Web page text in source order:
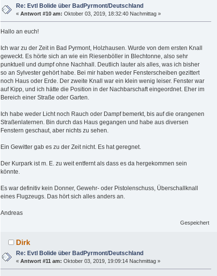
Re: Evtl Bolide über BadPyrmont/Deutschland
«Antwort #10 am: Oktober 03, 2019, 18:32:40 Nachmittag »
Hallo an euch!
Ich war zu der Zeit in Bad Pyrmont, Holzhausen. Wurde von dem ersten Knall
geweckt. Es hörte sich an wie ein Riesenböller in Blechtonne, also sehr
punktuell und dumpf ohne Nachhall. Deutlich lauter als alles, was ich bisher
so an Sylvester gehört habe. Bei mir haben weder Fensterscheiben gezittert
noch Haus oder Erde. Der zweite Knall war ein klein wenig leiser. Fenster war
auf Kipp, und ich hätte die Position in der Nachbarschaft eingeordnet. Eher im
Bereich einer Straße oder Garten.
Ich habe weder Licht noch Rauch oder Dampf bemerkt, bis auf die orangenen
Straßenlaternen. Bin durch das Haus gegangen und habe aus diversen
Fenstern geschaut, aber nichts zu sehen.
Ein Gewitter gab es zu der Zeit nicht. Es hat geregnet.
Der Kurpark ist m. E. zu weit entfernt als dass es da hergekommen sein
könnte.
Es war definitiv kein Donner, Gewehr- oder Pistolenschuss, Überschallknall
eines Flugzeugs. Das hört sich alles anders an.
Andreas
Gespeichert
Dirk
Re: Evtl Bolide über BadPyrmont/Deutschland
«Antwort #11 am: Oktober 03, 2019, 19:09:14 Nachmittag »